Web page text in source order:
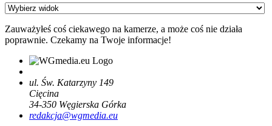
Zauważyłeś coś ciekawego na kamerze, a może coś nie działa
poprawnie. Czekamy na Twoje informacje!
ul. Św. Katarzyny 149
Cięcina
34-350 Węgierska Górka
redakcja@wgmedia.eu